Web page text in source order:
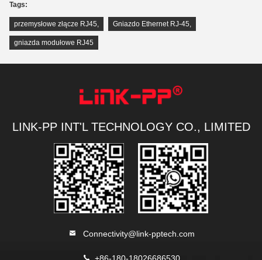
Tags:
przemysłowe złącze RJ45, Gniazdo Ethernet RJ-45,
gniazda modułowe RJ45
LINK-PP INT'L TECHNOLOGY CO., LIMITED
Connectivity@link-pptech.com